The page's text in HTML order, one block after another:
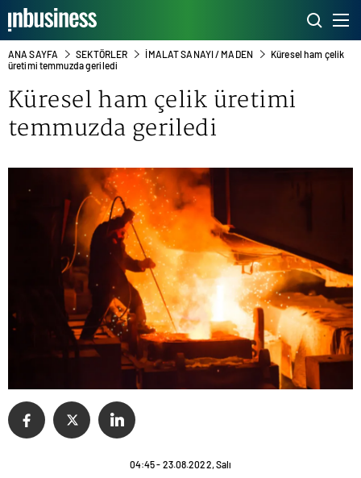
ANA SAYFA SEKTÖRLER İMALAT SANAYI / MADEN
Küresel ham çelik
üretimi temmuzda geriledi
Küresel ham çelik üretimi
temmuzda geriledi
04:45 - 23.08.2022, Salı